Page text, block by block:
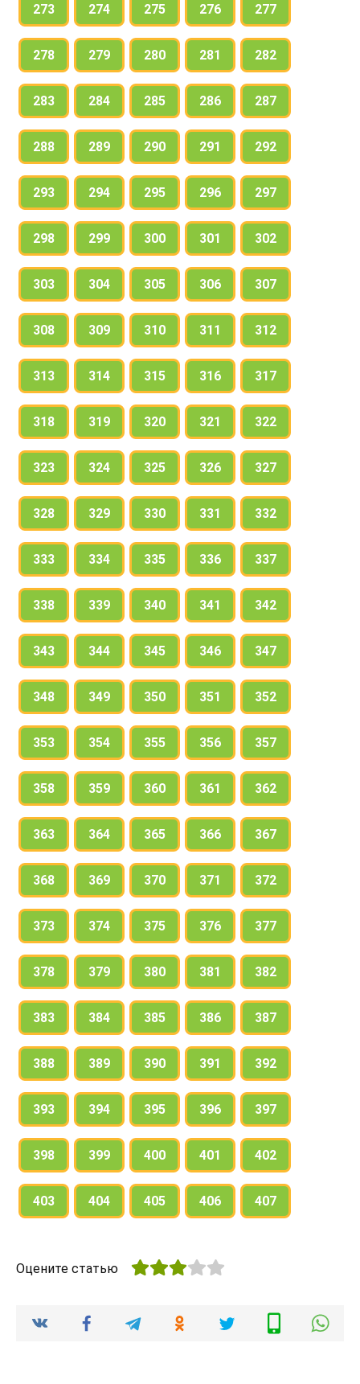
273 274 275 276 277
278 279 280 281 282
283 284 285 286 287
288 289 290 291 292
293 294 295 296 297
298 299 300 301 302
303 304 305 306 307
308 309 310 311 312
313 314 315 316 317
318 319 320 321 322
323 324 325 326 327
328 329 330 331 332
333 334 335 336 337
338 339 340 341 342
343 344 345 346 347
348 349 350 351 352
353 354 355 356 357
358 359 360 361 362
363 364 365 366 367
368 369 370 371 372
373 374 375 376 377
378 379 380 381 382
383 384 385 386 387
388 389 390 391 392
393 394 395 396 397
398 399 400 401 402
403 404 405 406 407
Оцените статью